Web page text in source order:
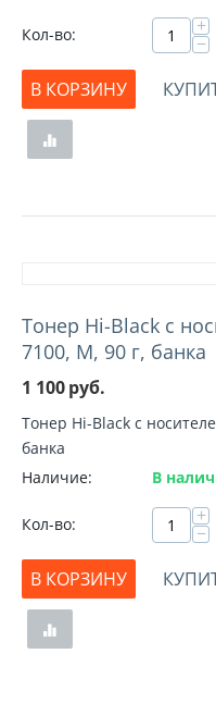
Кол-во: +
−
В КОРЗИНУ
Тонер Hi-Black с
7100, M, 90 г, банка
1 100руб.
Тонер Hi-Black с
банка
Наличие:
В
Кол-во: +
−
В КОРЗИНУ